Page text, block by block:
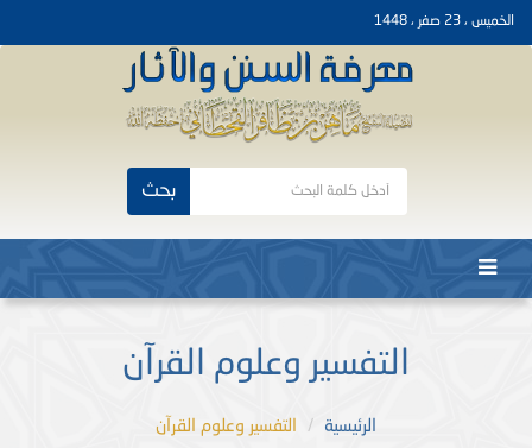
الخميس ، 23 صفر ، 1448
بحث
التفسير وعلوم القرآن
الرئيسية التفسير وعلوم القرآن